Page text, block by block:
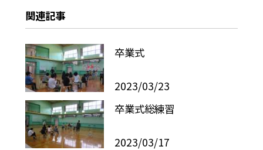
関連記事
卒業式
2023/03/23
卒業式総練習
2023/03/17